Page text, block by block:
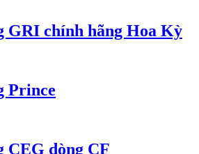
GRI chính hãng Hoa Kỳ
Prince
CEG dòng CF